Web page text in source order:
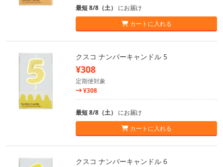
最短 8/8（土） にお届け
カートに入れる
クスコ ナンバーキャンドル 5
¥308
定期便対象
¥308
最短 8/8（土） にお届け
カートに入れる
クスコ ナンバーキャンドル 6